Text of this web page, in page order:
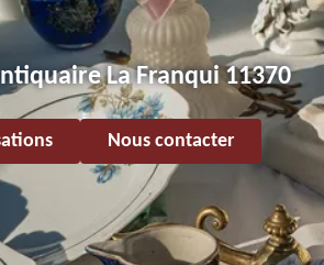
La Franqui 11370
Nous contacter